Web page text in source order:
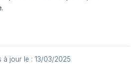
à jour le : 13/03/2025